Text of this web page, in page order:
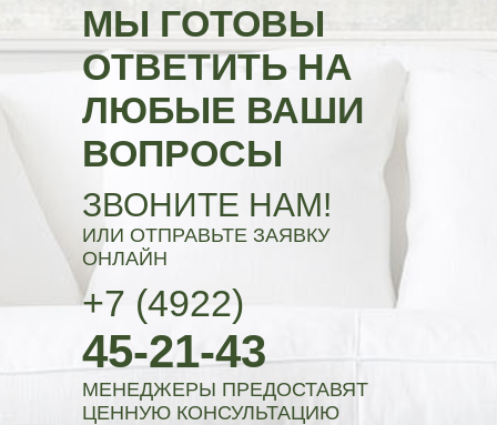
МЫ ГОТОВЫ
ОТВЕТИТЬ НА
ЛЮБЫЕ ВАШИ
ВОПРОСЫ
ЗВОНИТЕ НАМ!
ИЛИ ОТПРАВЬТЕ ЗАЯВКУ
ОНЛАЙН
+7 (4922)
45-21-43
МЕНЕДЖЕРЫ ПРЕДОСТАВЯТ
ЦЕННУЮ КОНСУЛЬТАЦИЮ